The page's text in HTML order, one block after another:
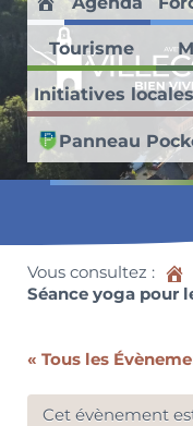
Passer au contenu
Skip to header right
Skip to site footer
Villecomtal en
Découvrez ce village
Accueil
Tourisme
Initiatives locales
Panneau
Vous consultez :
Séance yoga pour
« Tous les
Cet évènement